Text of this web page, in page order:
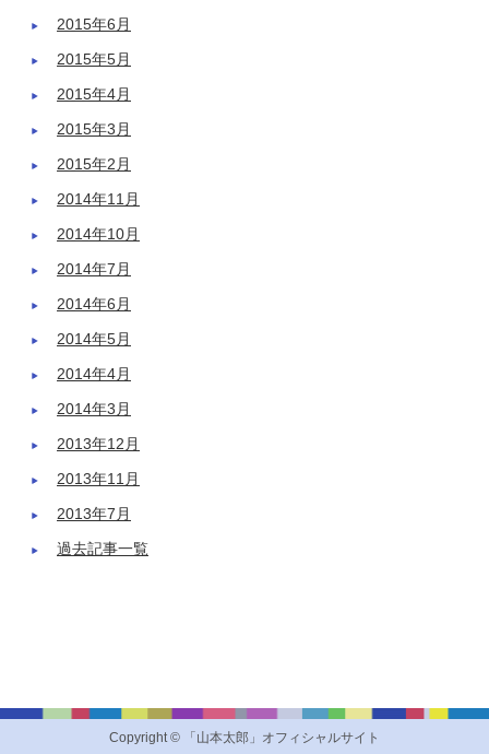
2015年6月
2015年5月
2015年4月
2015年3月
2015年2月
2014年11月
2014年10月
2014年7月
2014年6月
2014年5月
2014年4月
2014年3月
2013年12月
2013年11月
2013年7月
過去記事一覧
Copyright © 「山本太郎」オフィシャルサイト